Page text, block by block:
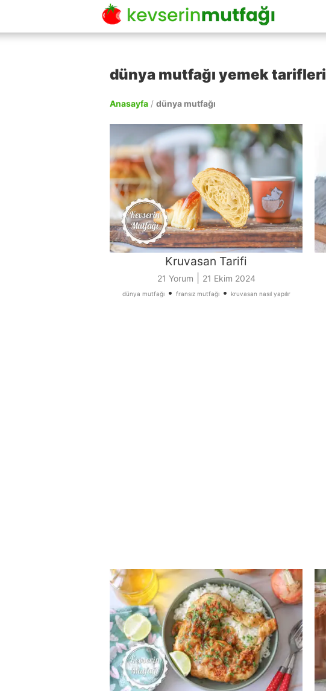
dünya mutfağı yemek tarifleri
Anasayfa / dünya mutfağı
Kruvasan Tarifi
21 Yorum 21 Ekim 2024
dünya mutfağı• fransız mutfağı• kruvasan nasıl yapılır